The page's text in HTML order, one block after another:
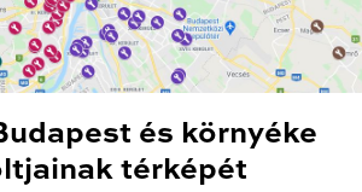
és környéke
térképét